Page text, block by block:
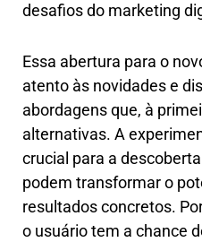
desafios do marketing
Essa abertura para o
atento às novidades e
abordagens que, à
alternativas. A
crucial para a
podem transformar o
resultados concretos.
o usuário tem a chance